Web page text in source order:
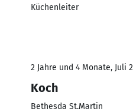
Küchenleiter
2 Jahre und 4 Monate, Juli
Koch
Bethesda St.Martin